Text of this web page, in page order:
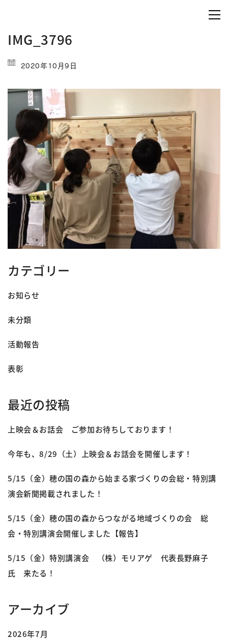
IMG_3796
2020年10月9日
カテゴリー
お知らせ
未分類
活動報告
表彰
最近の投稿
上映会＆お話会 ご参加お待ちしております！
今年も、8/29（土）上映会＆お話会を開催します！
5/15（金）穂の国の森から始まる家づくりの会総・特別講
演会新聞掲載されました！
5/15（金）穂の国の森からつながる地域づくりの会 総
会・特別講演会開催しました【報告】
5/15（金）特別講演会 （株）モリアゲ 代表長野麻子
氏 来たる！
アーカイブ
2026年7月